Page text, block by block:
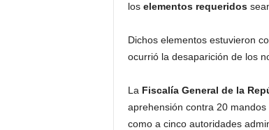
los elementos requeridos
Dichos elementos estuvieron
ocurrió la desaparición de los
La Fiscalía General de la
aprehensión contra 20
como a cinco autoridades